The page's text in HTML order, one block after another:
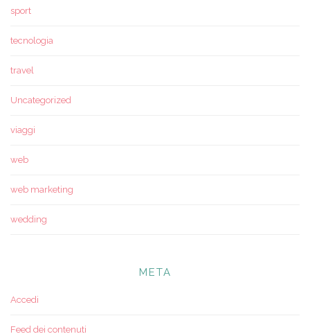
sport
tecnologia
travel
Uncategorized
viaggi
web
web marketing
wedding
META
Accedi
Feed dei contenuti